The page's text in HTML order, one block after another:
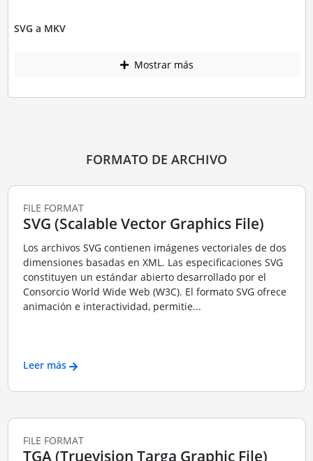
SVG a MKV
Mostrar más
FORMATO DE ARCHIVO
FILE FORMAT
SVG (Scalable Vector Graphics File)
Los archivos SVG contienen imágenes vectoriales de dos
dimensiones basadas en XML. Las especificaciones SVG
constituyen un estándar abierto desarrollado por el
Consorcio World Wide Web (W3C). El formato SVG ofrece
animación e interactividad, permitie...
Leer más
FILE FORMAT
TGA (Truevision Targa Graphic File)